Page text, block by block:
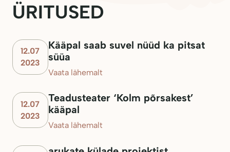
ÜRITUSED
12.07
2023
Kääpal saab suvel nüüd ka pitsat
süüa
Vaata lähemalt
12.07
2023
Teadusteater ‘Kolm põrsakest’
kääpal
Vaata lähemalt